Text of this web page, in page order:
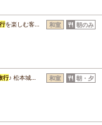
を楽しむ客… 和室 朝のみ
行♪ 松本城… 和室 朝・夕